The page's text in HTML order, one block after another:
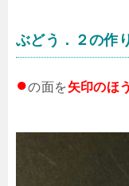
ぶどう．２の作
●の面を矢印のほ